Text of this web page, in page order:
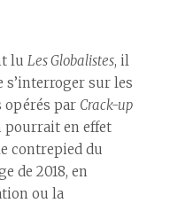
lu Les Globalistes, il
s’interroger sur les
opérés par Crack-up
pourrait en effet
contrepied du
de 2018, en
ou la